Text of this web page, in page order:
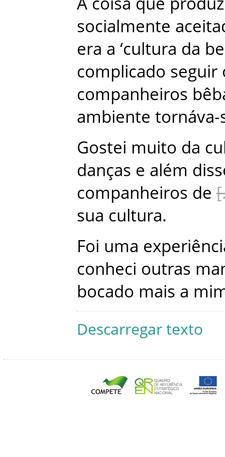
socialmente
era a ‘cultura da
complicado seguir
companheiros
ambiente tornáva-
Gostei muito da
danças e além
companheiros de
sua cultura.
Foi uma
conheci outras
bocado mais a
Descarregar texto